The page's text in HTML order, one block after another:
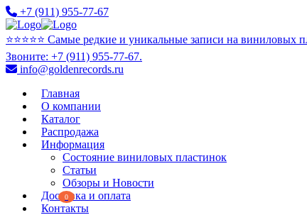
+7 (911) 955-77-67
⭐️⭐️⭐️⭐️⭐️ Самые редкие и уникальные записи на виниловых
Звоните: +7 (911) 955-77-67.
info@goldenrecords.ru
Главная
О компании
Каталог
Распродажа
Информация
Состояние виниловых пластинок
Статьи
Обзоры и Новости
Доставка и оплата
Контакты
0